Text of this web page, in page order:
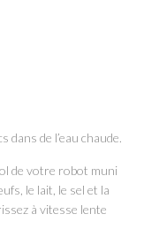
de l’eau chaude.
de votre robot muni
le lait, le sel et la
à vitesse lente